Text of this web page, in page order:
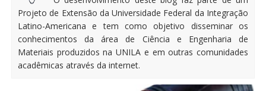
Projeto de Extensão da Universidade Federal da Integração
Latino-Americana e tem como objetivo disseminar os
conhecimentos da área de Ciência e Engenharia de
Materiais produzidos na UNILA e em outras comunidades
acadêmicas através da internet.